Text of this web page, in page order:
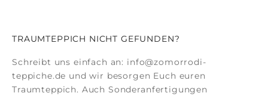
TRAUMTEPPICH NICHT GEFUNDEN?
Schreibt uns einfach an: info@zomorrodi-
teppiche.de und wir besorgen Euch euren
Traumteppich. Auch Sonderanfertigungen